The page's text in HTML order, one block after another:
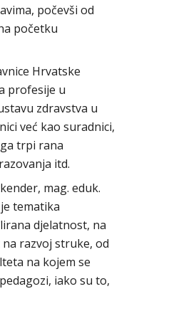
počevši od
početku
Hrvatske
profesije u
zdravstva u
već kao suradnici,
trpi rana
itd.
mag. eduk.
tematika
djelatnost, na
razvoj struke, od
na kojem se
iako su to,